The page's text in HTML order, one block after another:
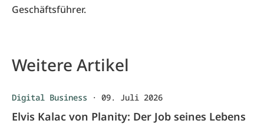
Geschäftsführer.
Weitere Artikel
Digital Business · 09. Juli 2026
Elvis Kalac von Planity: Der Job seines Lebens